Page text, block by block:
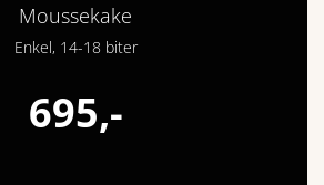
Moussekake
Enkel, 14-18 biter
695,-